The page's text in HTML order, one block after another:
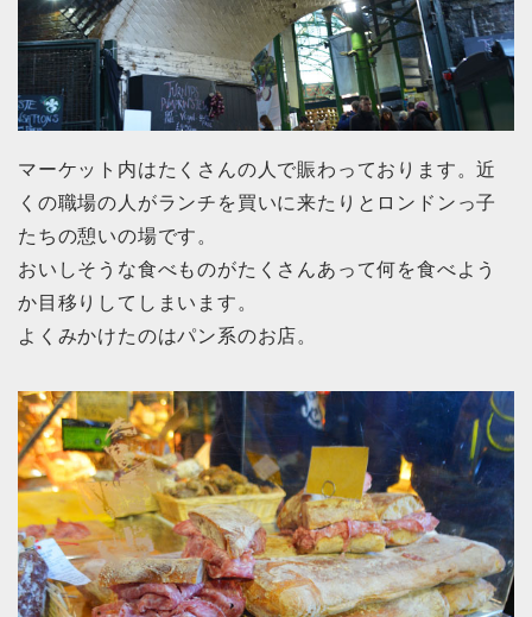
マーケット内はたくさんの人で賑わっております。近
くの職場の人がランチを買いに来たりとロンドンっ子
たちの憩いの場です。
おいしそうな食べものがたくさんあって何を食べよう
か目移りしてしまいます。
よくみかけたのはパン系のお店。